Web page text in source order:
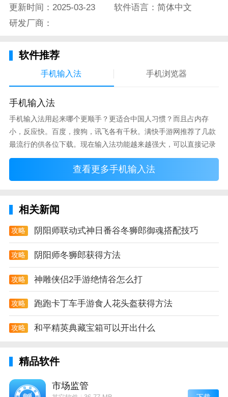
一款手机就能进行接单收益的软件用户可以通过平台看
当一件商品所有“等份”全部售出后计算出“幸运乐购
码”拥有“幸运乐购码”者即可获得此商品。
1、全民乐帮app是一款社区服务应用全民乐帮app为用
户打造一个社区互助平台用户可以在这里发起求助信息
寻求他人帮助体验舒适的社区服务。
2、很快就会公布最新上架及时查看不要错过任何机
用户提供海量体育资讯和全面的体育服务全民乐动让运
4、有人发了订单谁回我的订单?跟上干燥订单的趋势。
5、更为自由可靠的手机接单平台让大家能放心快速进
行收益；
全民乐动点评
【页面流畅】高清大图瞬间展示给您最流畅的体验
将这个时间的数值进行求和得出数值A每个时间按时分
当一件商品的“等份”全部卖出后计算“幸运乐购码”拥
有“幸运乐购码”的人就可以得到该商品。
更新时间：2025-03-23
软件语言：简体中文
研发厂商：
软件推荐
手机输入法 手机浏览器
手机输入法
手机输入法用起来哪个更顺手？更适合中国人习惯？而且占内存
小，反应快。百度，搜狗，讯飞各有千秋。满快手游网推荐了几款
最流行的供各位下载。现在输入法功能越来越强大，可以直接记录
你常使用的词语，并且还有各种新鲜好玩的表情，一款好的输入法
直接影响到你的打字速度哦。查看更多手机输入法
相关新闻
攻略 阴阳师联动式神日番谷冬狮郎御魂搭配技巧
攻略 阴阳师冬狮郎获得方法
攻略 神雕侠侣2手游绝情谷怎么打
攻略 跑跑卡丁车手游食人花头盔获得方法
攻略 和平精英典藏宝箱可以开出什么
精品软件
市场监管